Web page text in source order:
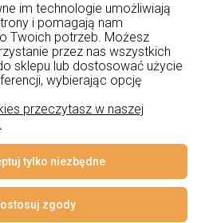
sklep@noxbox.pl
Pomoc
i dostawa
Informacje
im technologie umożliwiają
i pomagają nam
Twoich potrzeb. Możesz
przez nas wszystkich
sklepu lub dostosować użycie
wybierając opcję
przeczytasz w naszej
tylko niezbędne
zgody